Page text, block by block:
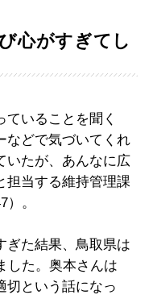
心がすぎてし
いることを聞く
などで気づいてくれ
いたが、あんなに広
担当する維持管理課
。
た結果、鳥取県は
した。奥本さんは
切という話になっ